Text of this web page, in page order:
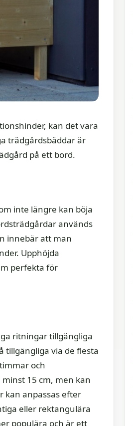
kan det vara
trädgårdsbäddar är
på ett bord.
inte längre kan böja
används
innebär att man
Upphöjda
perfekta för
ritningar tillgängliga
tillgängliga via de flesta
och
15 cm, men kan
kan anpassas efter
eller rektangulära
populära och är ett